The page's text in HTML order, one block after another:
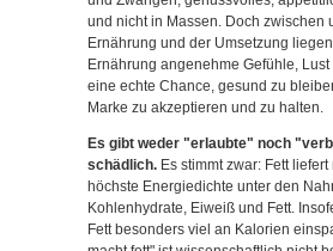
und nicht in Massen. Doch zwischen
Ernährung und der Umsetzung
Ernährung angenehme Gefühle,
eine echte Chance, gesund zu
Marke zu akzeptieren und zu halten.
Es gibt weder "erlaubte" noch
schädlich.Es stimmt zwar: Fett
höchste Energiedichte unter den
Kohlenhydrate, Eiweiß und Fett.
Fett besonders viel an Kalorien